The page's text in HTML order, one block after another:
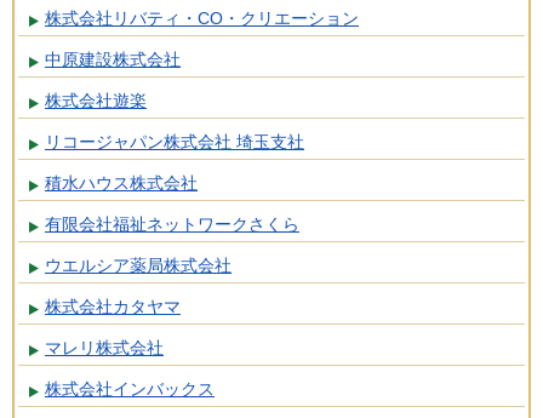
株式会社リバティ・CO・クリエーション
中原建設株式会社
株式会社遊楽
リコージャパン株式会社 埼玉支社
積水ハウス株式会社
有限会社福祉ネットワークさくら
ウエルシア薬局株式会社
株式会社カタヤマ
マレリ株式会社
株式会社インバックス